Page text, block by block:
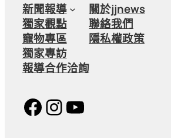
新聞報導
獨家觀點
寵物專區
獨家專訪
報導合作洽詢
關於jjnews
聯絡我們
隱私權政策
Facebook
Instagram
YouTube